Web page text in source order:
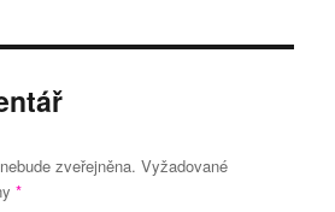
zveřejněna. Vyžadované
*